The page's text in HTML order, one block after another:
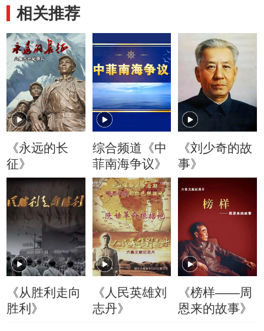
相关推荐
《永远的长
征》
综合频道《中
菲南海争议》
《刘少奇的故
事》
《从胜利走向
胜利》
《人民英雄刘
志丹》
《榜样——周
恩来的故事》